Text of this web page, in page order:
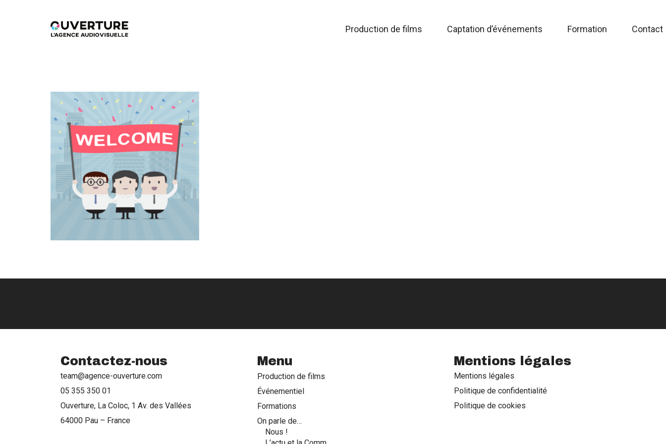
Production de films Captation d’événements Formation Contact
Contactez-nous
team@agence-ouverture.com
05 355 350 01
Ouverture, La Coloc, 1 Av. des Vallées
64000 Pau – France
Menu
Production de films
Événementiel
Formations
On parle de…
Nous !
Mentions légales
Mentions légales
Politique de confidentialité
Politique de cookies